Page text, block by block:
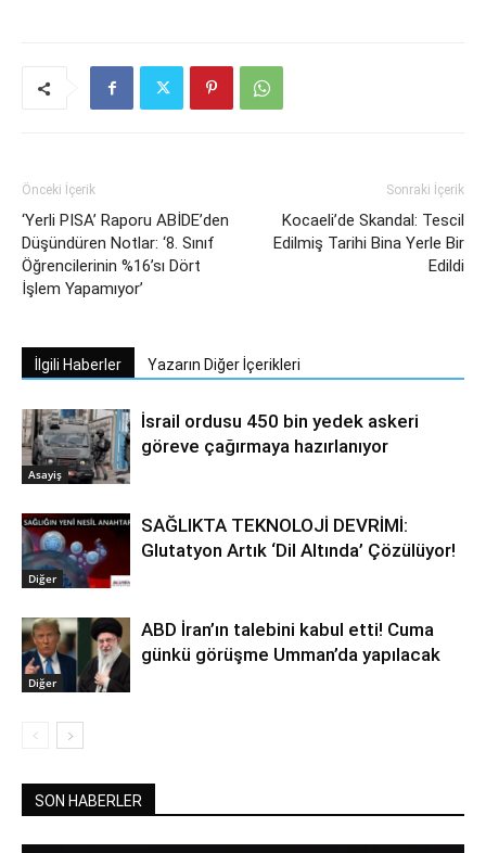
Önceki İçerik
‘Yerli PISA’ Raporu ABİDE’den
Düşündüren Notlar: ‘8. Sınıf
Öğrencilerinin %16’sı Dört
İşlem Yapamıyor’
Sonraki İçerik
Kocaeli’de Skandal: Tescil
Edilmiş Tarihi Bina Yerle Bir
Edildi
İlgili Haberler Yazarın Diğer İçerikleri
Asayiş
İsrail ordusu 450 bin yedek askeri
göreve çağırmaya hazırlanıyor
Diğer
SAĞLIKTA TEKNOLOJİ DEVRİMİ:
Glutatyon Artık ‘Dil Altında’ Çözülüyor!
Diğer
ABD İran’ın talebini kabul etti! Cuma
günkü görüşme Umman’da yapılacak
SON HABERLER